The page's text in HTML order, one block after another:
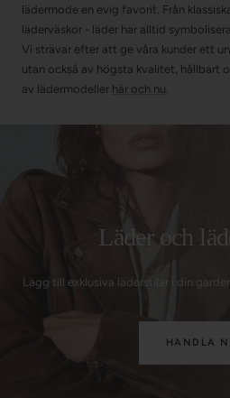
lädermode en evig favorit. Från
läderväskor - läder har alltid
Vi strävar efter att ge våra kunder ett
utan också av högsta kvalitet, hållbart
av lädermodeller här och nu
Läder och
Lägg till exklusiva läderstilar i din
HANDLA